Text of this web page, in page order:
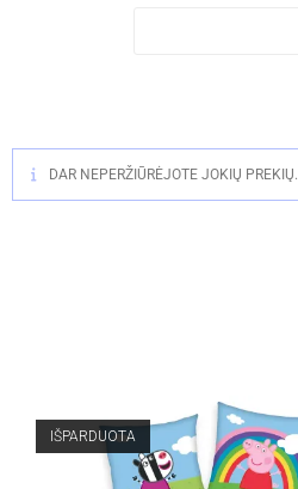
DAR NEPERŽIŪRĖJOTE JOKIŲ PREKIŲ.
IŠPARDUOTA